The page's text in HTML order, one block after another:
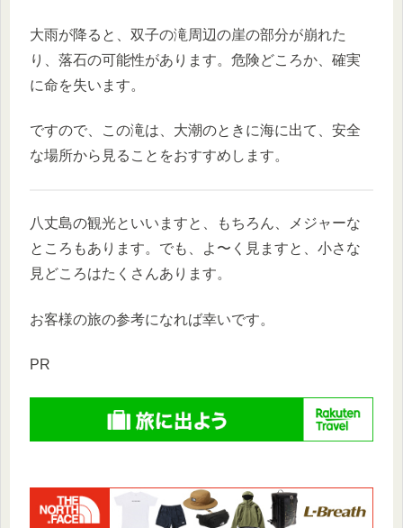
大雨が降ると、双子の滝周辺の崖の部分が崩れた
り、落石の可能性があります。危険どころか、確実
に命を失います。
ですので、この滝は、大潮のときに海に出て、安全
な場所から見ることをおすすめします。
八丈島の観光といいますと、もちろん、メジャーな
ところもあります。でも、よ〜く見ますと、小さな
見どころはたくさんあります。
お客様の旅の参考になれば幸いです。
PR